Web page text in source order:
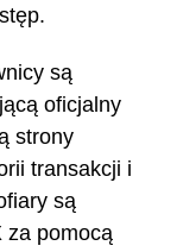
są
oficjalny
strony
transakcji i
są
za pomocą